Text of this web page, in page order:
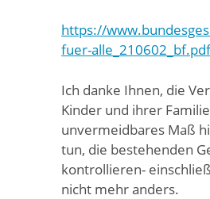
https://
fuer-alle_210602_bf.pdf
Ich danke Ihnen, die
Kinder und ihrer
unvermeidbares Maß
tun, die bestehenden
kontrollieren-
nicht mehr anders.